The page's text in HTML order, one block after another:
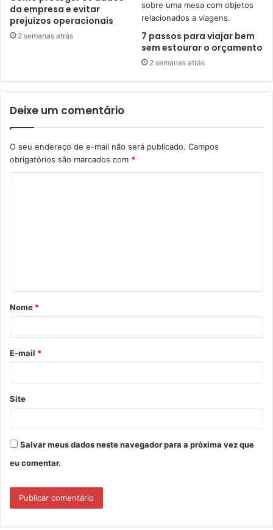
da empresa e evitar
prejuízos operacionais
2 semanas atrás
7 passos para viajar bem
sem estourar o orçamento
2 semanas atrás
Deixe um comentário
O seu endereço de e-mail não será publicado. Campos
obrigatórios são marcados com *
á
r
*
Nome *
E-mail *
Site
Salvar meus dados neste navegador para a próxima vez que
eu comentar.